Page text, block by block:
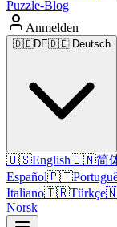
Puzzle-Blog
Anmelden
🇩🇪DE🇩🇪 Deutsch
🇺🇸English🇨🇳简
Español🇵🇹
Italiano🇹🇷Türkçe
Norsk